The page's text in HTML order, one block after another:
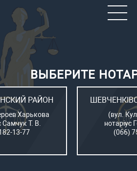
ВЫБЕРИТЕ
РАЙОН
Харькова
Самчук Т. В.
13-77
(вул.
нотаріус
(066)